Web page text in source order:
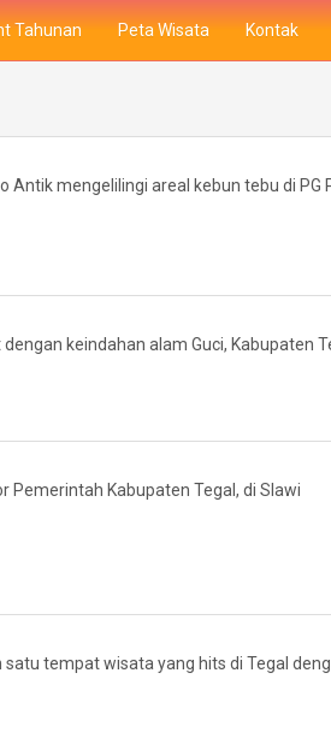
Tahunan Peta Wisata Kontak
Antik mengelilingi areal kebun tebu di PG
keindahan alam Guci, Kabupaten
Pemerintah Kabupaten Tegal, di Slawi
tempat wisata yang hits di Tegal